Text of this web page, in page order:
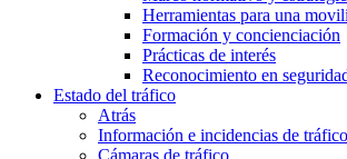
Herramientas para una
Formación y concienciación
Prácticas de interés
Reconocimiento en
Estado del tráfico
Atrás
Información e incidencias de tráfico